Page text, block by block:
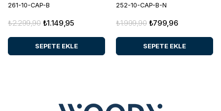
261-10-CAP-B
₺1.149,95
₺2.299,90
SEPETE EKLE
252-10-CAP-B-N
₺799,96
₺1.999,90
SEPETE EKLE